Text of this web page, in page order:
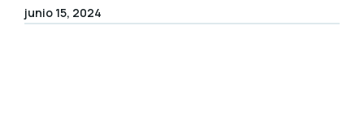
junio 15, 2024